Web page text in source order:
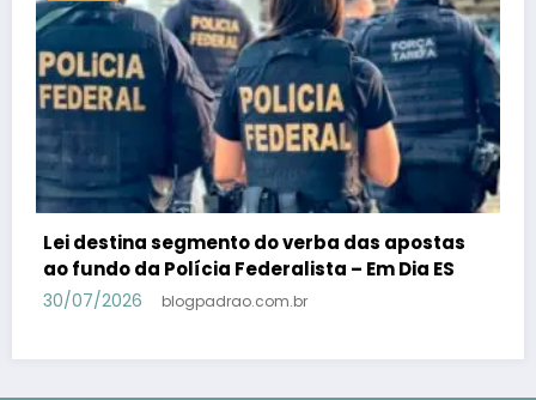
PSB confirma Geraldo Alckmin porquê
candidato a vice-presidente na fórmula com
Lula – Em Dia ES